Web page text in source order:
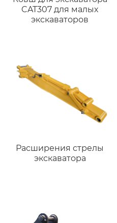
CAT307 для малых
экскаваторов
Расширения стрелы
экскаватора